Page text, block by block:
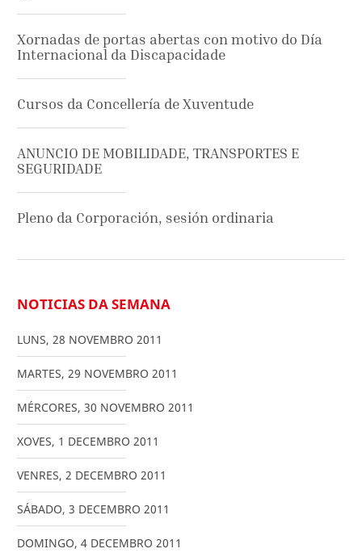
Xornadas de portas abertas con motivo do Día
Internacional da Discapacidade
Cursos da Concellería de Xuventude
ANUNCIO DE MOBILIDADE, TRANSPORTES E
SEGURIDADE
Pleno da Corporación, sesión ordinaria
NOTICIAS DA SEMANA
LUNS, 28 NOVEMBRO 2011
MARTES, 29 NOVEMBRO 2011
MÉRCORES, 30 NOVEMBRO 2011
XOVES, 1 DECEMBRO 2011
VENRES, 2 DECEMBRO 2011
SÁBADO, 3 DECEMBRO 2011
DOMINGO, 4 DECEMBRO 2011